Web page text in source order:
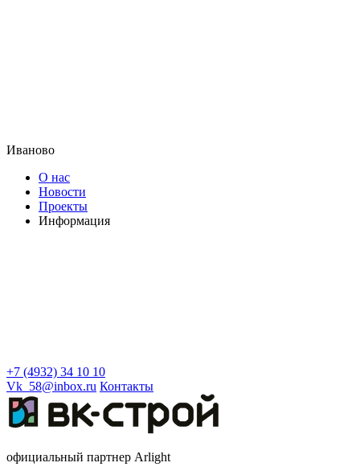
Иваново
О нас
Новости
Проекты
Информация
+7 (4932) 34 10 10
Vk_58@inbox.ru Контакты
официальный партнер Arlight